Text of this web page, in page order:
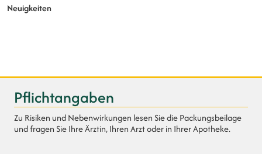
Neuigkeiten
Pflichtangaben
Zu Risiken und Nebenwirkungen lesen Sie die Packungsbeilage
und fragen Sie Ihre Ärztin, Ihren Arzt oder in Ihrer Apotheke.